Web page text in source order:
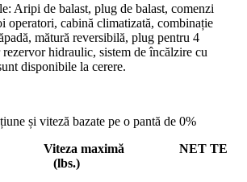
Aripi de balast, plug de balast, comenzi
operatori, cabină climatizată, combinație
mătură reversibilă, plug pentru 4
hidraulic, sistem de încălzire cu
disponibile la cerere.
și viteză bazate pe o pantă de 0%
Viteza maximă NET TE
(lbs.)